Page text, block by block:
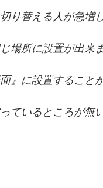
り替える人が急増
場所に設置が出来ま
』に設置すること
ているところが無